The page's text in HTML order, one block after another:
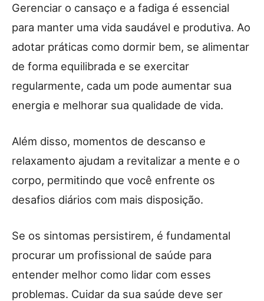
Gerenciar o cansaço e a fadiga é essencial
para manter uma vida saudável e produtiva. Ao
adotar práticas como dormir bem, se alimentar
de forma equilibrada e se exercitar
regularmente, cada um pode aumentar sua
energia e melhorar sua qualidade de vida.
Além disso, momentos de descanso e
relaxamento ajudam a revitalizar a mente e o
corpo, permitindo que você enfrente os
desafios diários com mais disposição.
Se os sintomas persistirem, é fundamental
procurar um profissional de saúde para
entender melhor como lidar com esses
problemas. Cuidar da sua saúde deve ser